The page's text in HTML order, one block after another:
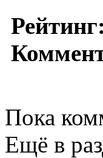
Рейтинг:
Пока
Ещё в